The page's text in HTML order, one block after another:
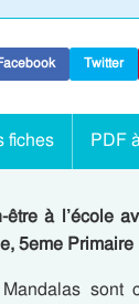
Twitter
fiches PDF
être à l’école
5eme Primaire
sont